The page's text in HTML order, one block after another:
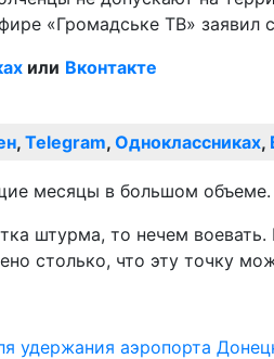
«Громадське ТВ»
или Вконтакте
, Telegram, Одноклассниках,
месяцы в большом объеме.
штурма, то нечем
столько, что эту точку
удержания аэропорта